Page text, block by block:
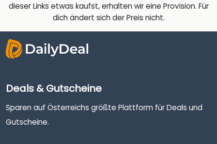
dieser Links etwas kaufst, erhalten wir eine Provision. Für
dich ändert sich der Preis nicht.
Deals & Gutscheine
Sparen auf Österreichs größte Plattform für Deals und
Gutscheine.